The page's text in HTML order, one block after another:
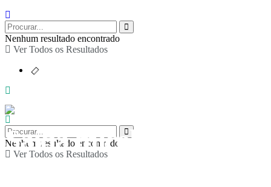
Nenhum resultado encontrado
Ver Todos os Resultados
Nenhum resultado encontrado
Ver Todos os Resultados
Saída micológica